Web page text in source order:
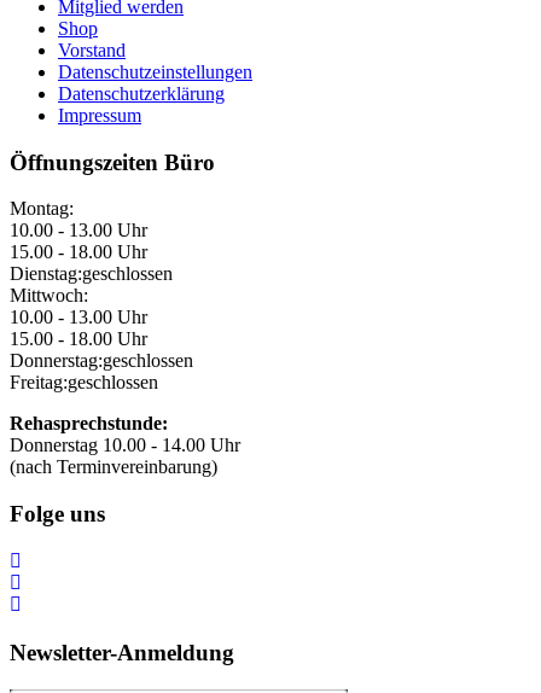
Mitglied werden
Shop
Vorstand
Datenschutzeinstellungen
Datenschutzerklärung
Impressum
Öffnungszeiten Büro
Montag:
10.00 - 13.00 Uhr
15.00 - 18.00 Uhr
Dienstag:geschlossen
Mittwoch:
10.00 - 13.00 Uhr
15.00 - 18.00 Uhr
Donnerstag:geschlossen
Freitag:geschlossen
Rehasprechstunde:
Donnerstag 10.00 - 14.00 Uhr
(nach Terminvereinbarung)
Folge uns
Newsletter-Anmeldung